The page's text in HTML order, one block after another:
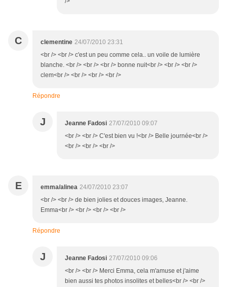
C clementine 24/07/2010 23:31
<br /> <br /> c'est un peu comme cela.. un voile de lumière
blanche. <br /> <br /> <br /> bonne nuit<br /> <br /> <br />
clem<br /> <br /> <br /> <br />
Répondre
J Jeanne Fadosi 27/07/2010 09:07
<br /> <br /> C'est bien vu !<br /> Belle journée<br />
<br /> <br /> <br />
E emma/alinea 24/07/2010 23:07
<br /> <br /> de bien jolies et douces images, Jeanne.
Emma<br /> <br /> <br /> <br />
Répondre
J Jeanne Fadosi 27/07/2010 09:06
<br /> <br /> Merci Emma, cela m'amuse et j'aime
bien aussi tes photos insolites et belles<br /> <br />